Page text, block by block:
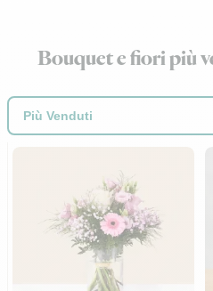
Bouquet e fiori più